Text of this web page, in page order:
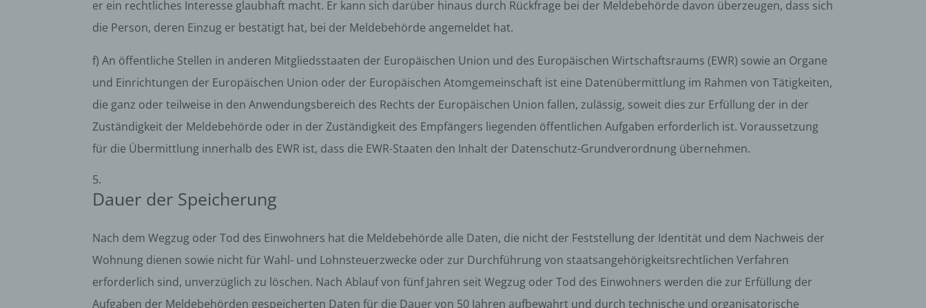
er ein rechtliches Interesse glaubhaft macht. Er kann sich darüber hinaus durch Rückfrage bei der Meldebehörde davon überzeugen, dass sich
die Person, deren Einzug er bestätigt hat, bei der Meldebehörde angemeldet hat.
f) An öffentliche Stellen in anderen Mitgliedsstaaten der Europäischen Union und des Europäischen Wirtschaftsraums (EWR) sowie an Organe
und Einrichtungen der Europäischen Union oder der Europäischen Atomgemeinschaft ist eine Datenübermittlung im Rahmen von Tätigkeiten,
die ganz oder teilweise in den Anwendungsbereich des Rechts der Europäischen Union fallen, zulässig, soweit dies zur Erfüllung der in der
Zuständigkeit der Meldebehörde oder in der Zuständigkeit des Empfängers liegenden öffentlichen Aufgaben erforderlich ist. Voraussetzung
für die Übermittlung innerhalb des EWR ist, dass die EWR-Staaten den Inhalt der Datenschutz-Grundverordnung übernehmen.
Dauer der Speicherung
Nach dem Wegzug oder Tod des Einwohners hat die Meldebehörde alle Daten, die nicht der Feststellung der Identität und dem Nachweis der
Wohnung dienen sowie nicht für Wahl- und Lohnsteuerzwecke oder zur Durchführung von staatsangehörigkeitsrechtlichen Verfahren
erforderlich sind, unverzüglich zu löschen. Nach Ablauf von fünf Jahren seit Wegzug oder Tod des Einwohners werden die zur Erfüllung der
Aufgaben der Meldebehörden gespeicherten Daten für die Dauer von 50 Jahren aufbewahrt und durch technische und organisatorische
f) Pseudonymisierung
einer Weise, auf welche die personenbezogenen Daten ohne
betroffenen Person zugeordnet werden können, sofern diese zusätzlichen
Informationen gesondert aufbewahrt werden und technischen und
personenbezogenen Daten nicht einer identifizierten oder identifizierbaren
natürlichen Person zugewiesen werden.
der Verarbeitung von personenbezogenen Daten entscheidet. Sind die
Zwecke und Mittel dieser Verarbeitung durch das Unionsrecht oder das
Recht der Mitgliedstaaten vorgegeben, so kann der Verantwortliche
nach dem Unionsrecht oder dem Recht der Mitgliedstaaten vorgesehen
werden.